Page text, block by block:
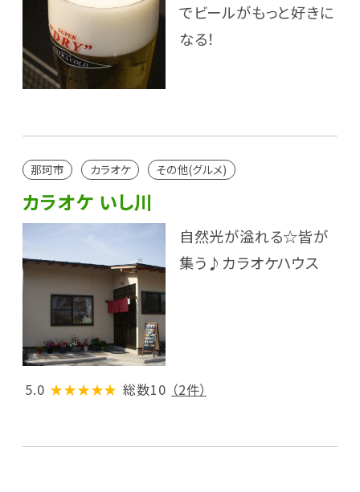
でビールがもっと好きに
なる！
那珂市 カラオケ その他(グルメ)
カラオケ いし川
自然光が溢れる☆皆が
集う♪カラオケハウス
5.0 ★★★★★ 総数10 （2件）